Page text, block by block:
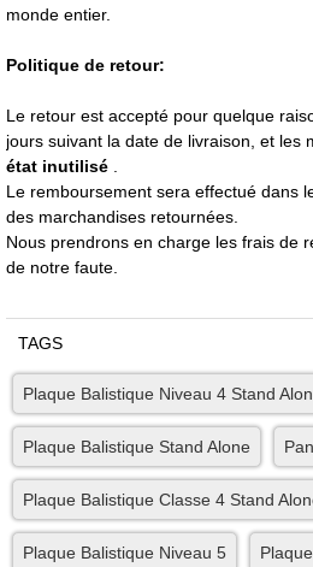
monde entier.
Politique de retour:
Le retour est accepté pour quelque
jours suivant la date de livraison, et les
état inutilisé
Le remboursement sera effectué dans
des marchandises retournées.
Nous prendrons en charge les frais de
de notre faute.
TAGS
Plaque Balistique Niveau 4 Stand
Plaque Balistique Stand Alone
Plaque Balistique Classe 4 Stand
Plaque Balistique Niveau 5